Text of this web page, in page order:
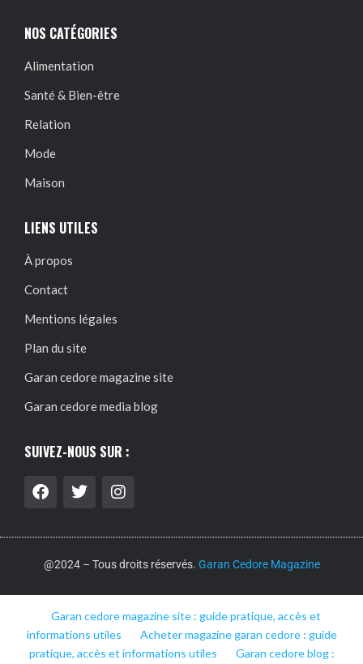
NOS CATÉGORIES
Alimentation
Santé & Bien-être
Relation
Mode
Maison
LIENS UTILES
À propos
Contact
Mentions légales
Plan du site
Garan cedore magazine site
Garan cedore media blog
SUIVEZ-NOUS SUR :
@2024 – Tous droits réservés. Garan Cedore Magazine
Garan cedore magazine site : guide pratique, accès et
informations utiles
Acheter magazine garan cedore : guide
pratique, accès et informations utiles
Garan cedore blog :